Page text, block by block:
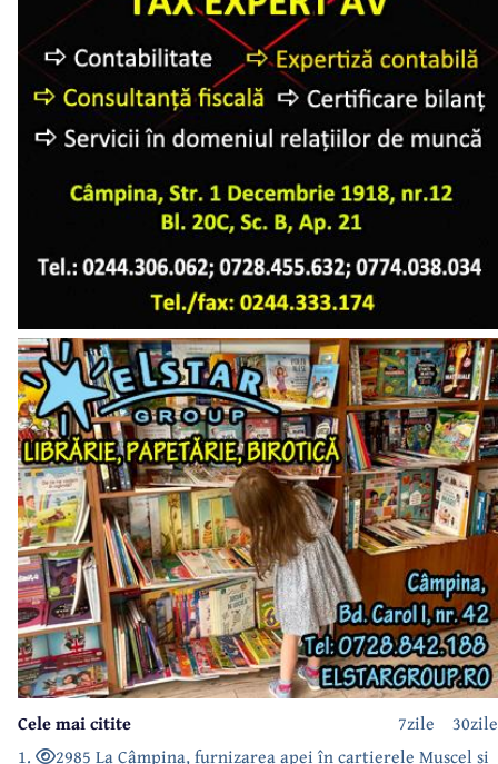
30zile
7zile
Cele mai citite
1.
2985 La Câmpina, furnizarea apei în cartierele Muscel și